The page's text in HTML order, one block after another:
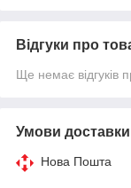
Відгуки про
Ще немає відгуків
Умови доставки
Нова Пошта